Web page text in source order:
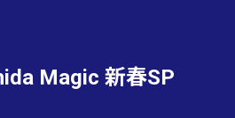
Magic 新春SP